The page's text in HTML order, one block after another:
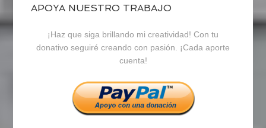
blogrecursosep
en
Facebook
recursosep
en
Twitter
recursosep
en
Instagram
APOYA NUESTRO TRABAJO
¡Haz que siga brillando mi creatividad! Con tu
donativo seguiré creando con pasión. ¡Cada aporte
cuenta!